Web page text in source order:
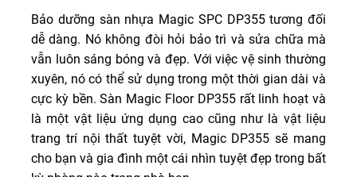
Bảo dưỡng sàn nhựa Magic SPC DP355 tương đối
dễ dàng. Nó không đòi hỏi bảo trì và sửa chữa mà
vẫn luôn sáng bóng và đẹp. Với việc vệ sinh thường
xuyên, nó có thể sử dụng trong một thời gian dài và
cực kỳ bền. Sàn Magic Floor DP355 rất linh hoạt và
là một vật liệu ứng dụng cao cũng như là vật liệu
trang trí nội thất tuyệt vời, Magic DP355 sẽ mang
cho bạn và gia đình một cái nhìn tuyệt đẹp trong bất